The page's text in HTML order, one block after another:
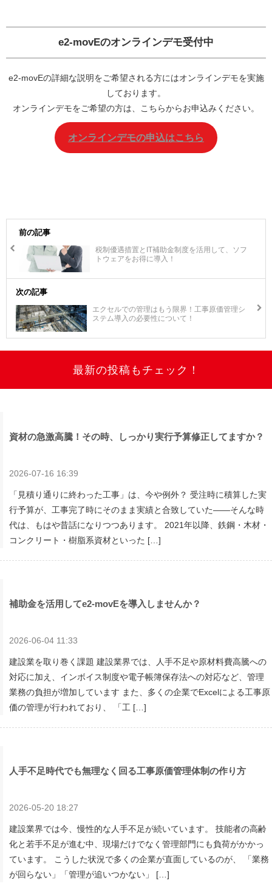
e2-movEのオンラインデモ受付中
e2-movEの詳細な説明をご希望される方にはオンラインデモを実施
しております。
オンラインデモをご希望の方は、こちらからお申込みください。
オンラインデモの申込はこちら
前の記事
税制優遇措置とIT補助金制度を活用して、ソフ
トウェアをお得に導入！
次の記事
エクセルでの管理はもう限界！工事原価管理シ
ステム導入の必要性について！
最新の投稿もチェック！
資材の急激高騰！その時、しっかり実行予算修正してますか？
2026-07-16 16:39
「見積り通りに終わった工事」は、今や例外？ 受注時に積算した実
行予算が、工事完了時にそのまま実績と合致していた——そんな時
代は、もはや昔話になりつつあります。 2021年以降、鉄鋼・木材・
コンクリート・樹脂系資材といった […]
補助金を活用してe2-movEを導入しませんか？
2026-06-04 11:33
建設業を取り巻く課題 建設業界では、人手不足や原材料費高騰への
対応に加え、インボイス制度や電子帳簿保存法への対応など、管理
業務の負担が増加しています また、多くの企業でExcelによる工事原
価の管理が行われており、 「工 […]
人手不足時代でも無理なく回る工事原価管理体制の作り方
2026-05-20 18:27
建設業界では今、慢性的な人手不足が続いています。 技能者の高齢
化と若手不足が進む中、現場だけでなく管理部門にも負荷がかかっ
ています。 こうした状況で多くの企業が直面しているのが、 「業務
が回らない」「管理が追いつかない」 […]